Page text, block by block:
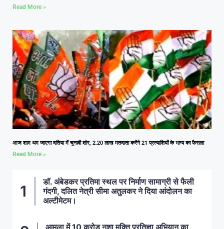
Read More »
आज शाम थम जाएगा दतिया में चुनावी शोर, 2.20 लाख मतदाता करेंगे 21 प्रत्याशियों के भाग्य का फैसला
Read More »
डॉ. अंबेडकर प्रतिमा स्थल पर निर्माण सामाग्री से फैली
गंदगी, दलित नेत्री सीमा अतुलकर ने दिया आंदोलन का
अल्टीमेटम।
आमला में 10 करोड़ नशा मुक्ति प्रतिज्ञा अभियान का